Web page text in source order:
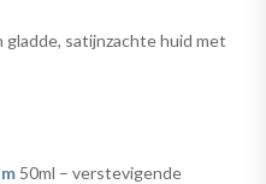
satijnzachte huid met
50ml – verstevigende